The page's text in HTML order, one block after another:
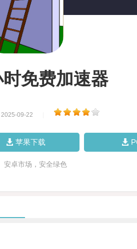
免费加速器
2025-09-22
苹果下载
安卓市场，安全绿色